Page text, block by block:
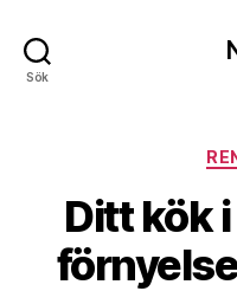
Sök
Ditt kök